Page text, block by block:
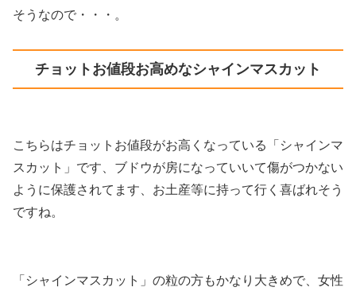
そうなので・・・。
チョットお値段お高めなシャインマスカット
こちらはチョットお値段がお高くなっている「シャインマ
スカット」です、ブドウが房になっていいて傷がつかない
ように保護されてます、お土産等に持って行く喜ばれそう
ですね。
「シャインマスカット」の粒の方もかなり大きめで、女性